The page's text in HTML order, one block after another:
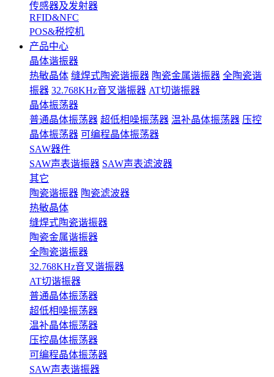
传感器及发射器
RFID&NFC
POS&税控机
产品中心
晶体谐振器
热敏晶体 缝焊式陶瓷谐振器 陶瓷金属谐振器 全陶瓷谐
振器 32.768KHz音叉谐振器 AT切谐振器
晶体振荡器
普通晶体振荡器 超低相噪振荡器 温补晶体振荡器 压控
晶体振荡器 可编程晶体振荡器
SAW器件
SAW声表谐振器 SAW声表滤波器
其它
陶瓷谐振器 陶瓷滤波器
热敏晶体
缝焊式陶瓷谐振器
陶瓷金属谐振器
全陶瓷谐振器
32.768KHz音叉谐振器
AT切谐振器
普通晶体振荡器
超低相噪振荡器
温补晶体振荡器
压控晶体振荡器
可编程晶体振荡器
SAW声表谐振器